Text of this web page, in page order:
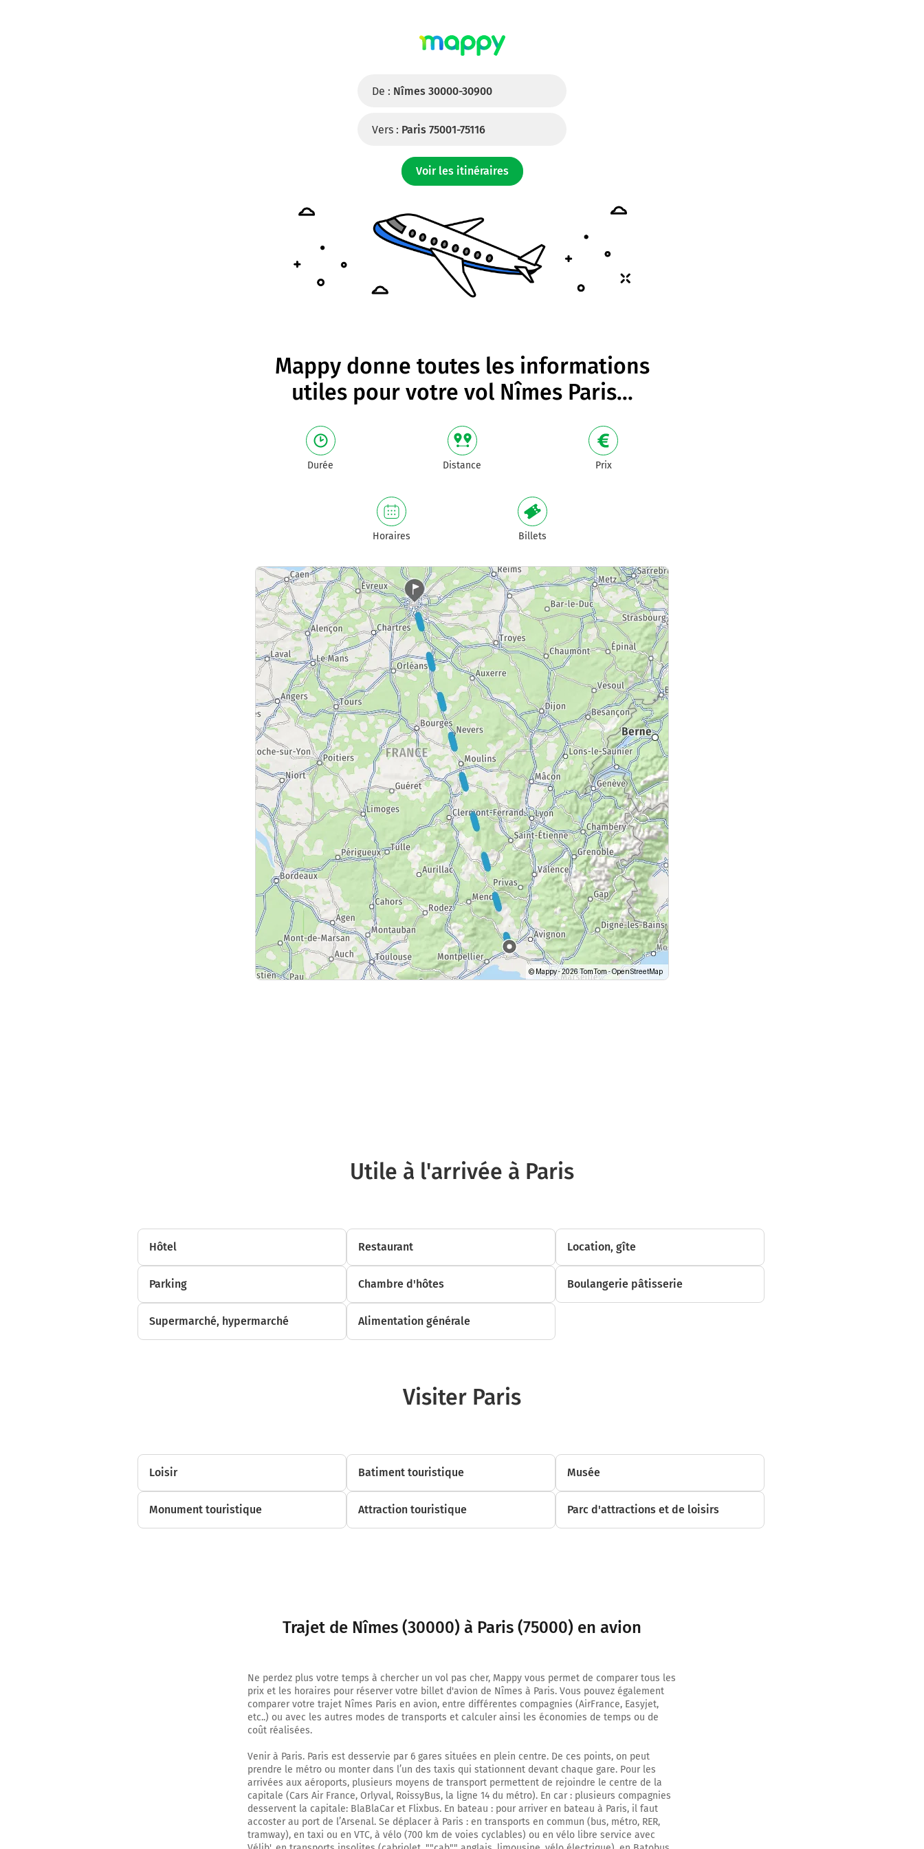
De : Nîmes 30000-30900
Vers : Paris 75001-75116
Voir les itinéraires
Mappy donne toutes les informations
utiles pour votre vol Nîmes Paris...
Durée Distance Prix
Horaires Billets
Utile à l'arrivée à Paris
Hôtel Restaurant Location, gîte
Parking Chambre d'hôtes Boulangerie pâtisserie
Supermarché, hypermarché Alimentation générale
Visiter Paris
Loisir Batiment touristique Musée
Monument touristique Attraction touristique Parc d'attractions et de loisirs
Trajet de Nîmes (30000) à Paris (75000) en avion
Ne perdez plus votre temps à chercher un vol pas cher, Mappy vous permet de comparer tous les
prix et les horaires pour réserver votre billet d'avion de Nîmes à Paris. Vous pouvez également
comparer votre trajet Nîmes Paris en avion, entre différentes compagnies (AirFrance, Easyjet,
etc..) ou avec les autres modes de transports et calculer ainsi les économies de temps ou de
coût réalisées.
Venir à Paris. Paris est desservie par 6 gares situées en plein centre. De ces points, on peut
prendre le métro ou monter dans l’un des taxis qui stationnent devant chaque gare. Pour les
arrivées aux aéroports, plusieurs moyens de transport permettent de rejoindre le centre de la
capitale (Cars Air France, Orlyval, RoissyBus, la ligne 14 du métro). En car : plusieurs compagnies
desservent la capitale: BlaBlaCar et Flixbus. En bateau : pour arriver en bateau à Paris, il faut
accoster au port de l’Arsenal. Se déplacer à Paris : en transports en commun (bus, métro, RER,
tramway), en taxi ou en VTC, à vélo (700 km de voies cyclables) ou en vélo libre service avec